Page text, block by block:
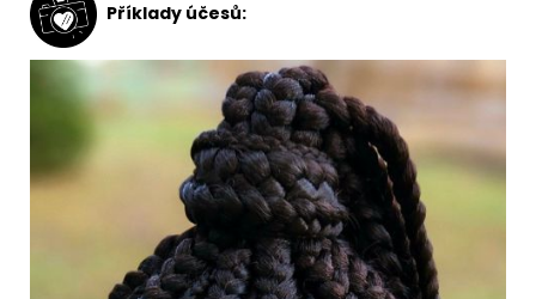
Příklady účesů: